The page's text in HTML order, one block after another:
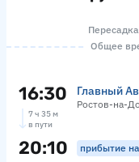
Общее
16:30 Главный
Ростов-на-
7 ч 35 м
в пути
20:10 прибытие